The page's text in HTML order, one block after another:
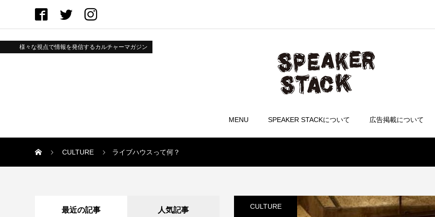
様々な視点で情報を発信するカルチャーマガジン
MENU SPEAKER STACKについて 広告掲載について
CULTURE ライブハウスって何？
CULTURE
最近の記事 人気記事